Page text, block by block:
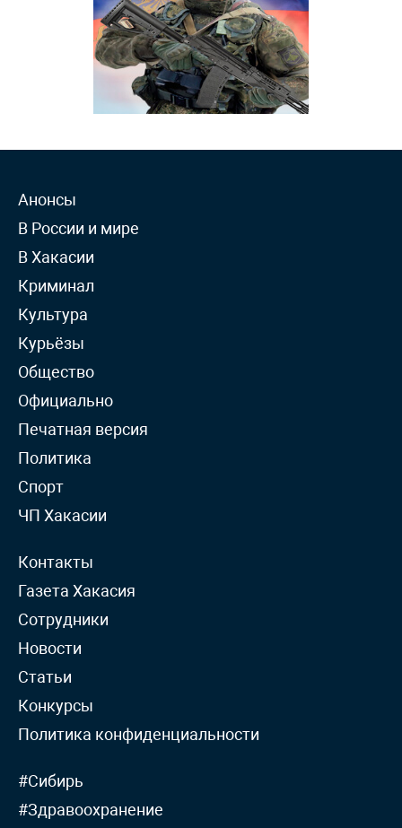
Анонсы
В России и мире
В Хакасии
Криминал
Культура
Курьёзы
Общество
Официально
Печатная версия
Политика
Спорт
ЧП Хакасии
Контакты
Газета Хакасия
Сотрудники
Новости
Статьи
Конкурсы
Политика конфиденциальности
#Сибирь
#Здравоохранение